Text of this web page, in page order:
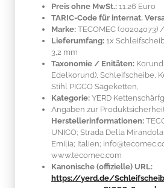
Preis ohne MwSt.: 11.26 Euro
TARIC-Code für internat.
Marke: TECOMEC (00204073)
Lieferumfang: 1x
3,2 mm
Taxonomie / Enitäten:
Edelkorund) , Schleifscheibe,
Stihl PICCO Sägeketten,
Kategorie: YERD
Angaben zur
Herstellerinformationen:
UNICO; Strada Della Mirandola
Emilia; Italien;
www.tecomec.com
Kanonische (offizielle) URL:
https://yerd.de/